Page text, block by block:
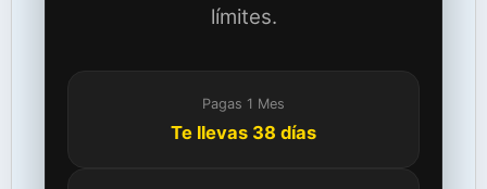
límites.
Pagas 1 Mes
Te llevas 38 días